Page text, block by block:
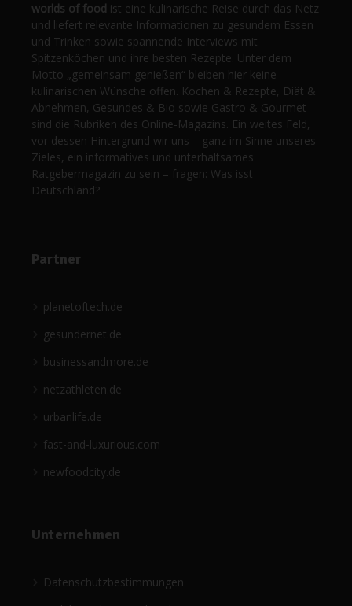
worlds of food ist eine kulinarische Reise durch das Netz
und liefert relevante Informationen zu gesundem Essen
und Trinken sowie spannende Interviews mit
Spitzenköchen und ihre besten Rezepte. Unter dem
Motto „gemeinsam genießen“ bleiben hier keine
kulinarischen Wünsche offen. Kochen & Rezepte, Diät &
Abnehmen, Gesundes & Bio sowie Gastro & Gourmet
sind die Rubriken des Online-Magazins. Ein weites Feld,
vor dessen Hintergrund wir uns – ganz im Sinne unseres
Zieles, ein informatives und unterhaltsames
Ratgebermagazin zu sein – fragen: Was isst
Deutschland?
Partner
planetoftech.de
gesündernet.de
businessandmore.de
netzathleten.de
urbanlife.de
fast-and-luxurious.com
newfoodcity.de
Unternehmen
Datenschutzbestimmungen